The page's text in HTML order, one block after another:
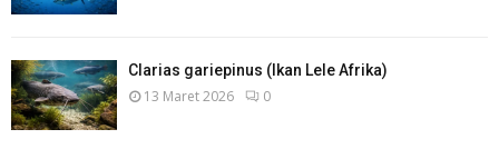
Clarias gariepinus (Ikan Lele Afrika)
13 Maret 2026 0